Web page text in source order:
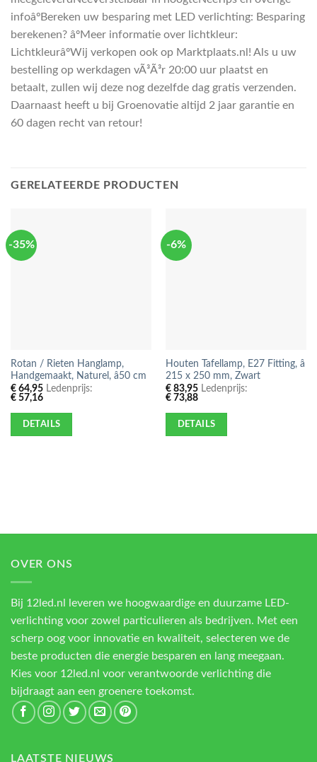
infoâºBereken uw besparing met LED verlichting: Besparing
berekenen? âºMeer informatie over lichtkleur:
LichtkleurâºWij verkopen ook op Marktplaats.nl! Als u uw
bestelling op werkdagen vÃ³Ã³r 20:00 uur plaatst en
betaalt, zullen wij deze nog dezelfde dag gratis verzenden.
Daarnaast heeft u bij Groenovatie altijd 2 jaar garantie en
60 dagen recht van retour!
GERELATEERDE PRODUCTEN
-35%
Rotan / Rieten Hanglamp,
Handgemaakt, Naturel, â50 cm
€64,95Ledenprijs:
€57,16
DETAILS
-6%
Houten Tafellamp, E27 Fitting, â
215 x 250 mm, Zwart
€83,95Ledenprijs:
€73,88
DETAILS
OVER ONS
Bij 12led.nl leveren we hoogwaardige en duurzame LED-
verlichting voor zowel particulieren als bedrijven. Met een
scherp oog voor innovatie en kwaliteit, selecteren we de
beste producten die energie besparen en lang meegaan.
Kies voor 12led.nl voor verantwoorde verlichting die
bijdraagt aan een groenere toekomst.
LAATSTE NIEUWS